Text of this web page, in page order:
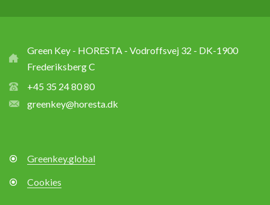
Green Key - HORESTA - Vodroffsvej 32 - DK-1900
Frederiksberg C
+45 35 24 80 80
greenkey@horesta.dk
Greenkey.global
Cookies